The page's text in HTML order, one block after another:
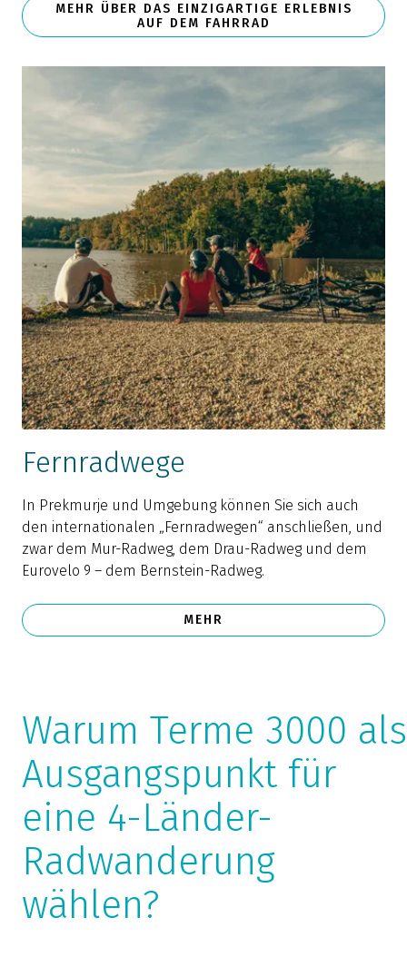
MEHR ÜBER DAS EINZIGARTIGE ERLEBNIS
AUF DEM FAHRRAD
Fernradwege
In Prekmurje und Umgebung können Sie sich auch
den internationalen „Fernradwegen“ anschließen, und
zwar dem Mur-Radweg, dem Drau-Radweg und dem
Eurovelo 9 – dem Bernstein-Radweg.
MEHR
Warum Terme 3000 als
Ausgangspunkt für
eine 4-Länder-
Radwanderung
wählen?